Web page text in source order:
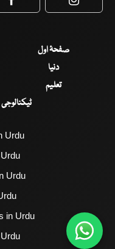
Facebook
صفحۂ اول
دنیا
تعلیم
ٹیکنالوجی
Urdu
Urdu
in Urdu